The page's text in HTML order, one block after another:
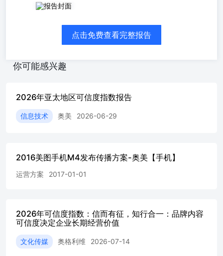
中国篇 信而有征，知行合一品牌内容可信度决定企业长期
域的领导者来说，“可信度”都是一种稍纵即逝、关乎企业存
续的稀缺资产。在瞬息万变的“后真相”时代，当消费者忠诚
过去十年间，品牌传播运作逻辑一直建立在以下几一旦信任
质、并牵动企业营收的底层商业命题。在这个“万物皆可合
成”的时代，“机构权威”依然是中国消费者最看重的信任基
石。调研显示，近四分之三（73%）的受访者表示主流媒体
信任。而在涉及重大切身利益的决策时，54%的人会将政府
或官方机构的信息渠道视为前三大核心依据。然而，这种信
任并非铁板一块。尽管机构与官方渠 项核心认知之上：企
的“可信度研究”揭示了一个新现实：道赢得了广泛认可，但
不同代际在信任机制上仍存在微妙而重要的差异。Z世代与
千禧一代更易受用 户评论、社交认同及互动人数等数据指
标的影响；年长群体则更倚重既有权威信源与个人经验。此
点击免费查看完整报告
你可能感兴趣
2026年亚太地区可信度指数报告
信息技术 奥美 2026-06-29
2016美图手机M4发布传播方案-奥美【手机】
运营方案 2017-01-01
2026年可信度指数：信而有征，知行合一：品牌内容
可信度决定企业长期经营价值
文化传媒 奥格利维 2026-07-14